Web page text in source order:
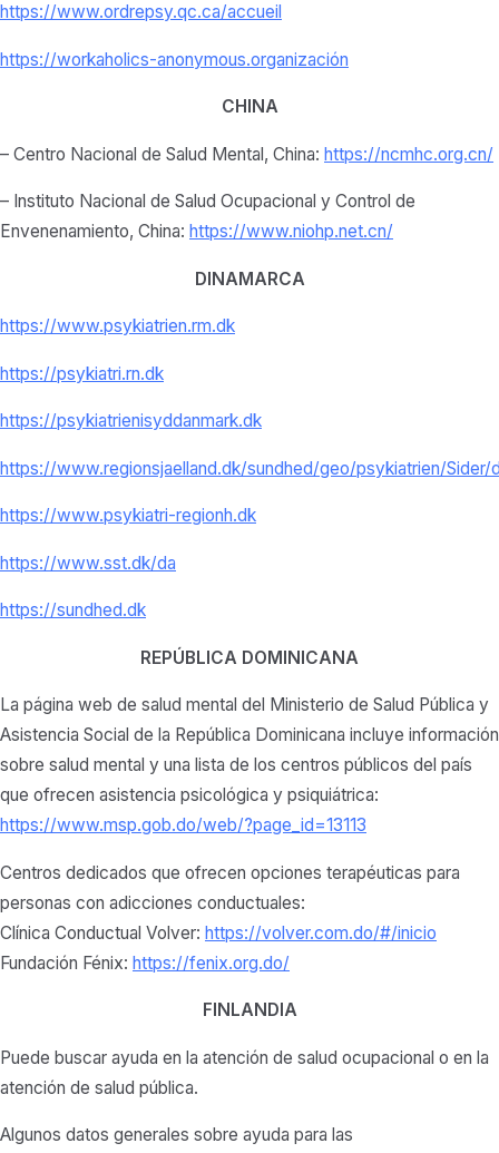
https://www.ordrepsy.qc.ca/accueil
https://workaholics-anonymous.organización
CHINA
– Centro Nacional de Salud Mental, China: https://ncmhc.org.cn/
– Instituto Nacional de Salud Ocupacional y Control de
Envenenamiento, China: https://www.niohp.net.cn/
DINAMARCA
https://www.psykiatrien.rm.dk
https://psykiatri.rn.dk
https://psykiatrienisyddanmark.dk
https://www.regionsjaelland.dk/sundhed/geo/psykiatrien/Sider/
https://www.psykiatri-regionh.dk
https://www.sst.dk/da
https://sundhed.dk
REPÚBLICA DOMINICANA
La página web de salud mental del Ministerio de Salud Pública y
Asistencia Social de la República Dominicana incluye información
sobre salud mental y una lista de los centros públicos del país
que ofrecen asistencia psicológica y psiquiátrica:
https://www.msp.gob.do/web/?page_id=13113
Centros dedicados que ofrecen opciones terapéuticas para
personas con adicciones conductuales:
Clínica Conductual Volver: https://volver.com.do/#/inicio
Fundación Fénix: https://fenix.org.do/
FINLANDIA
Puede buscar ayuda en la atención de salud ocupacional o en la
atención de salud pública.
Algunos datos generales sobre ayuda para las